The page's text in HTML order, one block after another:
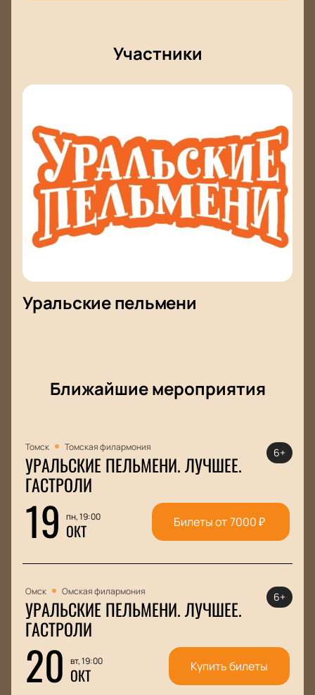
на сайте. Выберите места с учетом расположения и
указана рядом с каждым местом на схеме.
Можно забронировать билеты онлайн или
оформить заказ по телефону. Менеджер поможет с
выбором и расскажет о правилах посещения зала.
Для корпоративных клиентов действуют
специальные условия. Оплата проходит безопасно,
электронные билеты поступают после
оформления.
или посещении концерта доступны через контакты
Участники
Уральские пельмени
Ближайшие мероприятия
Томск Томская филармония
УРАЛЬСКИЕ ПЕЛЬМЕНИ. ЛУЧШЕЕ.
ГАСТРОЛИ
19 пн, 19:00
ОКТ
6+
Билеты от7000₽
Омск Омская филармония
УРАЛЬСКИЕ ПЕЛЬМЕНИ. ЛУЧШЕЕ.
ГАСТРОЛИ
20 вт, 19:00
ОКТ
6+
Купить билеты